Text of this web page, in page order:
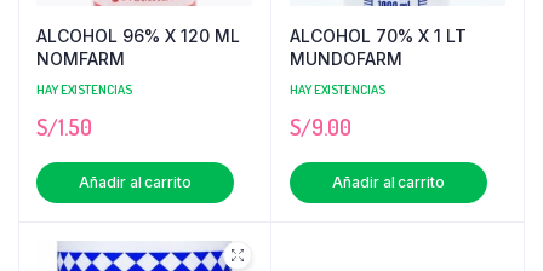
ALCOHOL 96% X 120 ML
NOMFARM
HAY EXISTENCIAS
S/1.50
Añadir al carrito
ALCOHOL 70% X 1 LT
MUNDOFARM
HAY EXISTENCIAS
S/9.00
Añadir al carrito